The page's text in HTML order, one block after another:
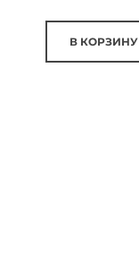
В КОРЗИНУ